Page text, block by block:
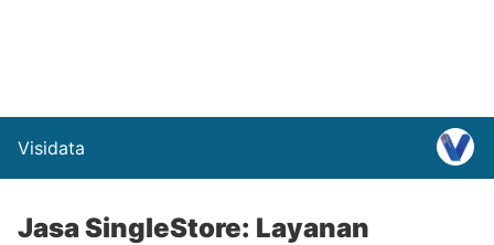
Visidata
Jasa SingleStore: Layanan